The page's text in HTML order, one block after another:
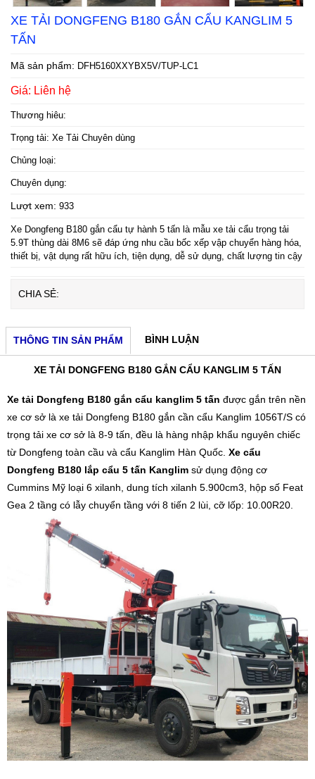
XE TẢI DONGFENG B180 GẮN CẨU KANGLIM 5
TẤN
Mã sản phẩm: DFH5160XXYBX5V/TUP-LC1
Giá: Liên hệ
Thương hiêu:
Trọng tải: Xe Tải Chuyên dùng
Chủng loại:
Chuyên dụng:
Lượt xem: 933
Xe Dongfeng B180 gắn cẩu tự hành 5 tấn là mẫu xe tải cẩu trọng tải
5.9T thùng dài 8M6 sẽ đáp ứng nhu cầu bốc xếp vập chuyển hàng hóa,
thiết bị, vật dụng rất hữu ích, tiện dụng, dễ sử dụng, chất lượng tin cậy
CHIA SẺ:
THÔNG TIN SẢN PHẨM BÌNH LUẬN
XE TẢI DONGFENG B180 GẮN CẨU KANGLIM 5 TẤN
Xe tải Dongfeng B180 gắn cẩu kanglim 5 tấn được gắn trên nền
xe cơ sở là xe tải Dongfeng B180 gắn cần cẩu Kanglim 1056T/S có
trọng tải xe cơ sở là 8-9 tấn, đều là hàng nhập khẩu nguyên chiếc
từ Dongfeng toàn cầu và cẩu Kanglim Hàn Quốc. Xe cẩu
Dongfeng B180 lắp cẩu 5 tấn Kanglim sử dụng động cơ
Cummins Mỹ loại 6 xilanh, dung tích xilanh 5.900cm3, hộp số Feat
Gea 2 tầng có lẫy chuyển tầng với 8 tiến 2 lùi, cỡ lốp: 10.00R20.